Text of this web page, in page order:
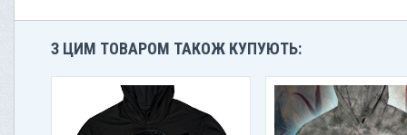
З ЦИМ ТОВАРОМ ТАКОЖ КУПУЮТЬ: